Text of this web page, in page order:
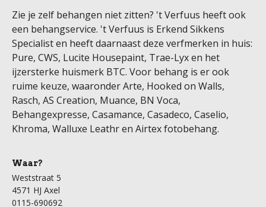
Zie je zelf behangen niet zitten? 't Verfuus heeft ook
een behangservice. 't Verfuus is Erkend Sikkens
Specialist en heeft daarnaast deze verfmerken in huis:
Pure, CWS, Lucite Housepaint, Trae-Lyx en het
ijzersterke huismerk BTC. Voor behang is er ook
ruime keuze, waaronder Arte, Hooked on Walls,
Rasch, AS Creation, Muance, BN Voca,
Behangexpresse, Casamance, Casadeco, Caselio,
Khroma, Walluxe Leathr en Airtex fotobehang.
Waar?
Weststraat 5
4571 HJ Axel
0115-690692